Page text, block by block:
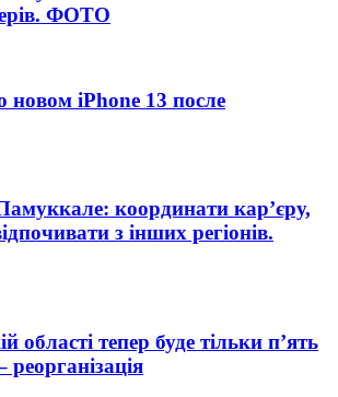
ФОТО
новом iPhone 13 после
координати кар’єру,
з інших регіонів.
тепер буде тільки п’ять
реорганізація